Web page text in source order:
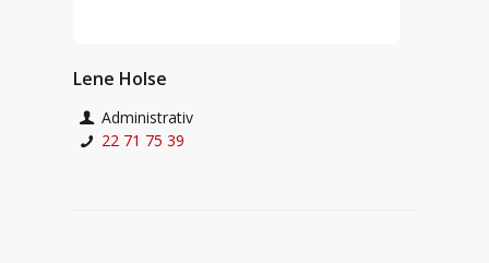
Lene Holse
Administrativ
22 71 75 39